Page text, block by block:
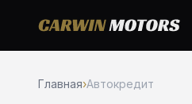
Главная›Автокредит